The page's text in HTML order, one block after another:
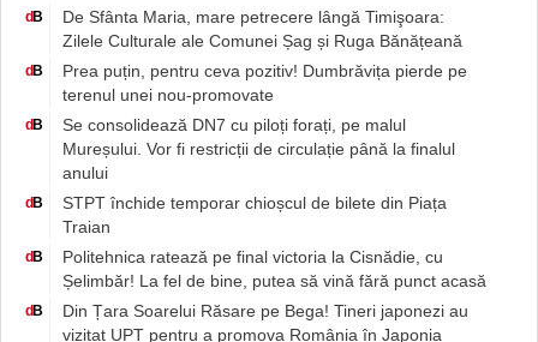
dB
De Sfânta Maria, mare petrecere lângă Timişoara:
Zilele Culturale ale Comunei Șag și Ruga Bănățeană
dB
Prea puțin, pentru ceva pozitiv! Dumbrăvița pierde pe
terenul unei nou-promovate
dB
Se consolidează DN7 cu piloți forați, pe malul
Mureșului. Vor fi restricții de circulație până la finalul
anului
dB
STPT închide temporar chioșcul de bilete din Piața
Traian
dB
Politehnica ratează pe final victoria la Cisnădie, cu
Șelimbăr! La fel de bine, putea să vină fără punct acasă
dB
Din Țara Soarelui Răsare pe Bega! Tineri japonezi au
vizitat UPT pentru a promova România în Japonia